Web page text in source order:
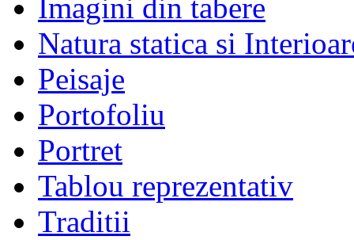
Imagini din tabere
Natura statica si
Peisaje
Portofoliu
Portret
Tablou reprezentativ
Traditii